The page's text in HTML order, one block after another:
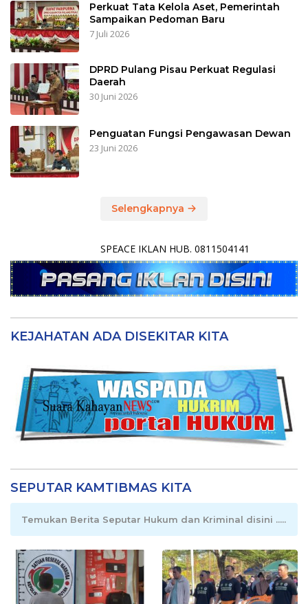
Perkuat Tata Kelola Aset, Pemerintah
Sampaikan Pedoman Baru
7 Juli 2026
DPRD Pulang Pisau Perkuat Regulasi
Daerah
30 Juni 2026
Penguatan Fungsi Pengawasan Dewan
23 Juni 2026
Selengkapnya
SPEACE IKLAN HUB. 0811504141
KEJAHATAN ADA DISEKITAR KITA
SEPUTAR KAMTIBMAS KITA
Temukan Berita Seputar Hukum dan Kriminal disini .....